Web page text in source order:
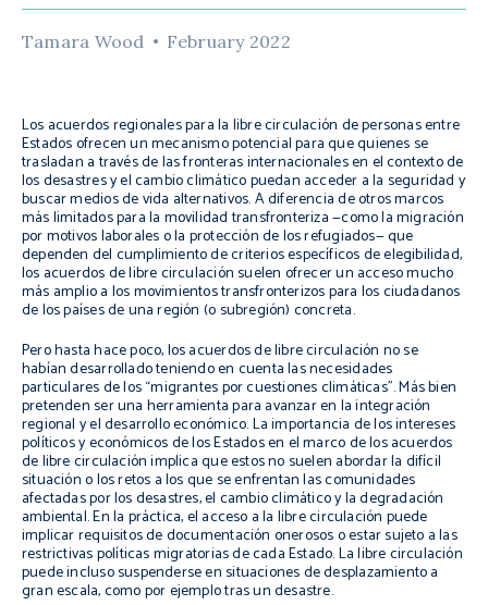
Tamara Wood February 2022
Los acuerdos regionales para la libre circulación de personas entre
Estados ofrecen un mecanismo potencial para que quienes se
trasladan a través de las fronteras internacionales en el contexto de
los desastres y el cambio climático puedan acceder a la seguridad y
buscar medios de vida alternativos. A diferencia de otros marcos
más limitados para la movilidad transfronteriza —como la migración
por motivos laborales o la protección de los refugiados— que
dependen del cumplimiento de criterios específicos de elegibilidad,
los acuerdos de libre circulación suelen ofrecer un acceso mucho
más amplio a los movimientos transfronterizos para los ciudadanos
de los países de una región (o subregión) concreta.
Pero hasta hace poco, los acuerdos de libre circulación no se
habían desarrollado teniendo en cuenta las necesidades
particulares de los “migrantes por cuestiones climáticas”. Más bien
pretenden ser una herramienta para avanzar en la integración
regional y el desarrollo económico. La importancia de los intereses
políticos y económicos de los Estados en el marco de los acuerdos
de libre circulación implica que estos no suelen abordar la difícil
situación o los retos a los que se enfrentan las comunidades
afectadas por los desastres, el cambio climático y la degradación
ambiental. En la práctica, el acceso a la libre circulación puede
implicar requisitos de documentación onerosos o estar sujeto a las
restrictivas políticas migratorias de cada Estado. La libre circulación
puede incluso suspenderse en situaciones de desplazamiento a
gran escala, como por ejemplo tras un desastre.